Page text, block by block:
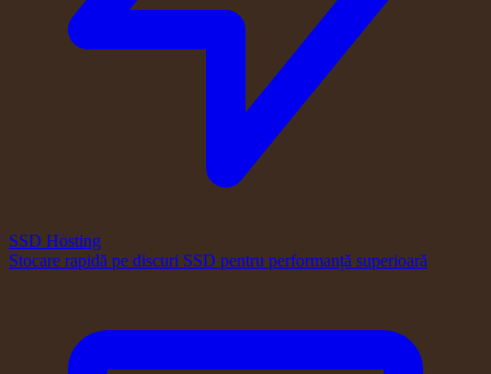
SSD Hosting
Stocare rapidă pe discuri SSD pentru performanță superioară